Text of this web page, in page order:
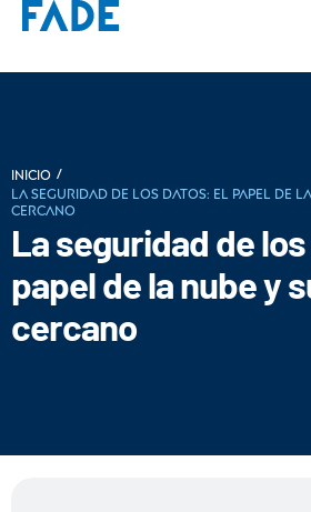
INICIO /
La seguridad de los datos: El papel de
cercano
La seguridad de
papel de la nube y
cercano